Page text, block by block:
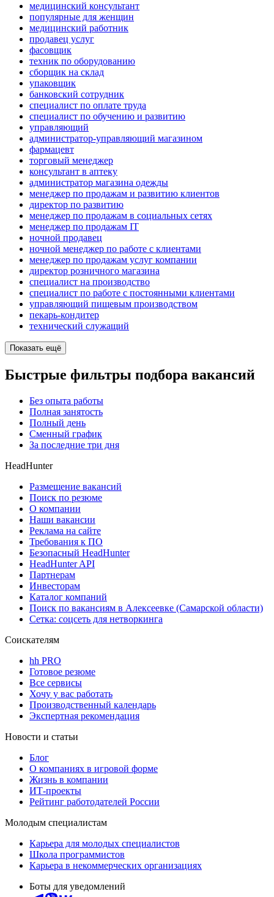
медицинский консультант
популярные для женщин
медицинский работник
продавец услуг
фасовщик
техник по оборудованию
сборщик на склад
упаковщик
банковский сотрудник
специалист по оплате труда
специалист по обучению и развитию
управляющий
администратор-управляющий магазином
фармацевт
торговый менеджер
консультант в аптеку
администратор магазина одежды
менеджер по продажам и развитию клиентов
директор по развитию
менеджер по продажам в социальных сетях
менеджер по продажам IT
ночной продавец
ночной менеджер по работе с клиентами
менеджер по продажам услуг компании
директор розничного магазина
специалист на производство
специалист по работе с постоянными клиентами
управляющий пищевым производством
пекарь-кондитер
технический служащий
Показать ещё
Быстрые фильтры подбора вакансий
Без опыта работы
Полная занятость
Полный день
Сменный график
За последние три дня
HeadHunter
Размещение вакансий
Поиск по резюме
О компании
Наши вакансии
Реклама на сайте
Требования к ПО
Безопасный HeadHunter
HeadHunter API
Партнерам
Инвесторам
Каталог компаний
Поиск по вакансиям в Алексеевке (Самарской области)
Сетка: соцсеть для нетворкинга
Соискателям
hh PRO
Готовое резюме
Все сервисы
Хочу у вас работать
Производственный календарь
Экспертная рекомендация
Новости и статьи
Блог
О компаниях в игровой форме
Жизнь в компании
ИТ-проекты
Рейтинг работодателей России
Молодым специалистам
Карьера для молодых специалистов
Школа программистов
Карьера в некоммерческих организациях
Боты для уведомлений